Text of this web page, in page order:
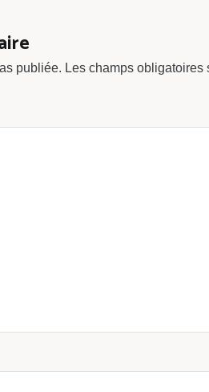
publiée. Les champs obligatoires